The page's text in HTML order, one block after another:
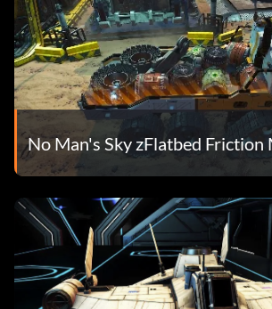
No Man's Sky zFlatbed Friction